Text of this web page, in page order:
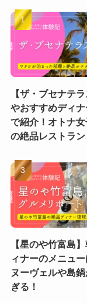
【ザ・ブセナテ
やおすすめディ
で紹介！オトナ女
の絶品レストラン
【星のや竹富島
ィナーのメニュ
ヌーヴェルや島
ぎる！